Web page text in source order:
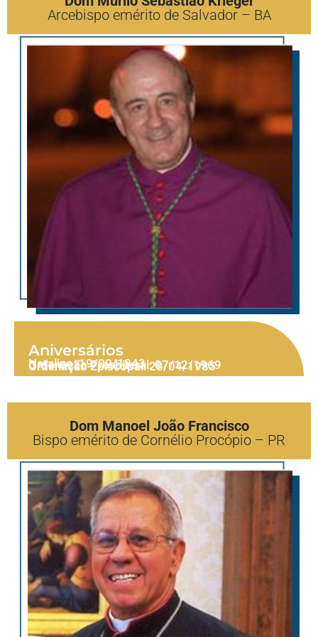
Arcebispo emérito de Salvador – BA
Aniversários
Natalino: 19/09/1943
Ordenação Presbiteral: 07/12/1969
Ordenação Episcopal: 28/04/1985
Dom Manoel João Francisco
Bispo emérito de Cornélio Procópio – PR